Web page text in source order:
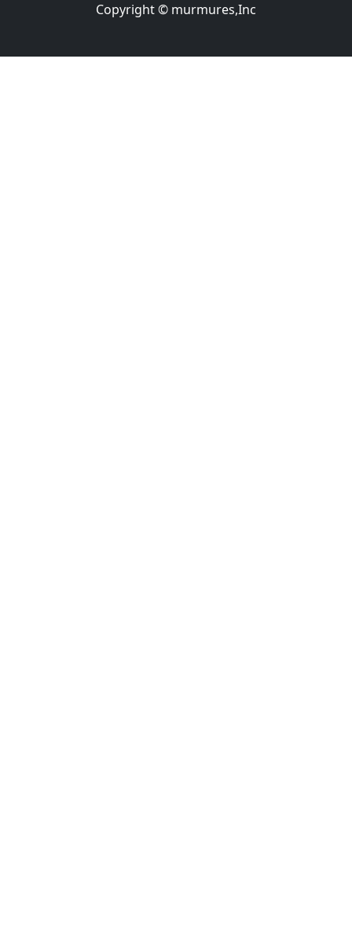
Copyright © murmures,Inc